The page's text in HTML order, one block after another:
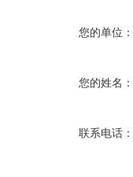
您的单位：
您的姓名：
联系电话：